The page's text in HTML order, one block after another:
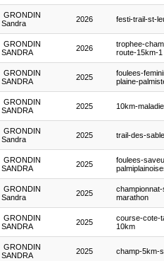
GRONDIN
Sandra
2026 festi-trail-st-
GRONDIN
SANDRA
2026
trophee-
route-15km-1
GRONDIN
SANDRA
2025
foulees-
plaine-
GRONDIN
SANDRA
2025 10km-
GRONDIN
Sandra
2025 trail-des-
GRONDIN
SANDRA
2025
foulees-
GRONDIN
Sandra
2025
marathon
GRONDIN
SANDRA
2025
course-cote-
10km
GRONDIN
SANDRA
2025 champ-5km-